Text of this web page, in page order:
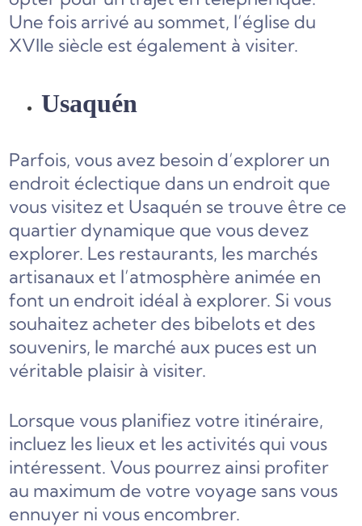
Une fois arrivé au sommet, l’église du
XVIIe siècle est également à visiter.
Usaquén
Parfois, vous avez besoin d’explorer un
endroit éclectique dans un endroit que
vous visitez et Usaquén se trouve être ce
quartier dynamique que vous devez
explorer. Les restaurants, les marchés
artisanaux et l’atmosphère animée en
font un endroit idéal à explorer. Si vous
souhaitez acheter des bibelots et des
souvenirs, le marché aux puces est un
véritable plaisir à visiter.
Lorsque vous planifiez votre itinéraire,
incluez les lieux et les activités qui vous
intéressent. Vous pourrez ainsi profiter
au maximum de votre voyage sans vous
ennuyer ni vous encombrer.